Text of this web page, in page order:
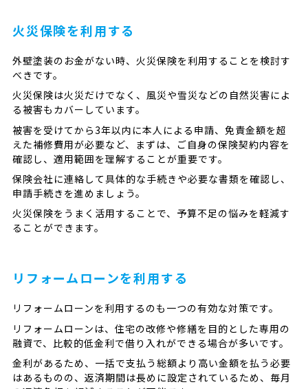
火災保険を利用する
外壁塗装のお金がない時、火災保険を利用することを検討す
べきです。
火災保険は火災だけでなく、風災や雪災などの自然災害によ
る被害もカバーしています。
被害を受けてから3年以内に本人による申請、免責金額を超
えた補修費用が必要など、まずは、ご自身の保険契約内容を
確認し、適用範囲を理解することが重要です。
保険会社に連絡して具体的な手続きや必要な書類を確認し、
申請手続きを進めましょう。
火災保険をうまく活用することで、予算不足の悩みを軽減す
ることができます。
リフォームローンを利用する
リフォームローンを利用するのも一つの有効な対策です。
リフォームローンは、住宅の改修や修繕を目的とした専用の
融資で、比較的低金利で借り入れができる場合が多いです。
金利があるため、一括で支払う総額より高い金額を払う必要
はあるものの、返済期間は長めに設定されているため、毎月